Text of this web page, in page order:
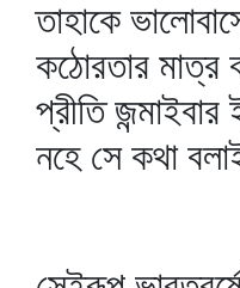
তাহাকে
কঠোরতার মাত্র
প্রীতি
নহে সে কথা